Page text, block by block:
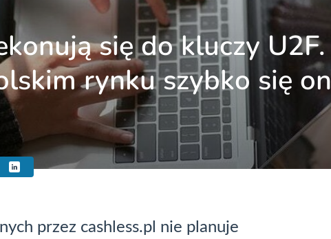
się do kluczy
rynku szybko się
przez cashless.pl nie planuje